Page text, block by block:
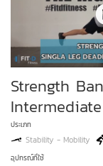
Strength
Intermediate
ประเภท
Stability - Mobility
อุปกรณ์ที่ใช้